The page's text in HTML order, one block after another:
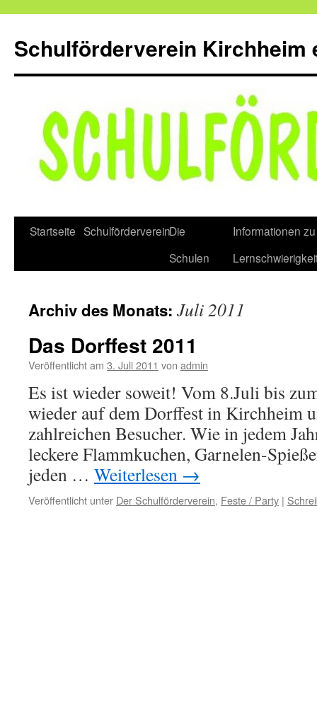
springen
Schulförderverein Kirchheim
Startseite SchulfördervereinDie
Schulen
Informationen zu
Archiv des Monats: Juli 2011
Das Dorffest 2011
Veröffentlicht am 3. Juli 2011 von admin
Es ist wieder soweit! Vom 8.Juli bis
wieder auf dem Dorffest in Kirchheim
zahlreichen Besucher. Wie in jedem
leckere Flammkuchen, Garnelen-
jeden … Weiterlesen →
Veröffentlicht unter Der Schulförderverein, Feste / Party |